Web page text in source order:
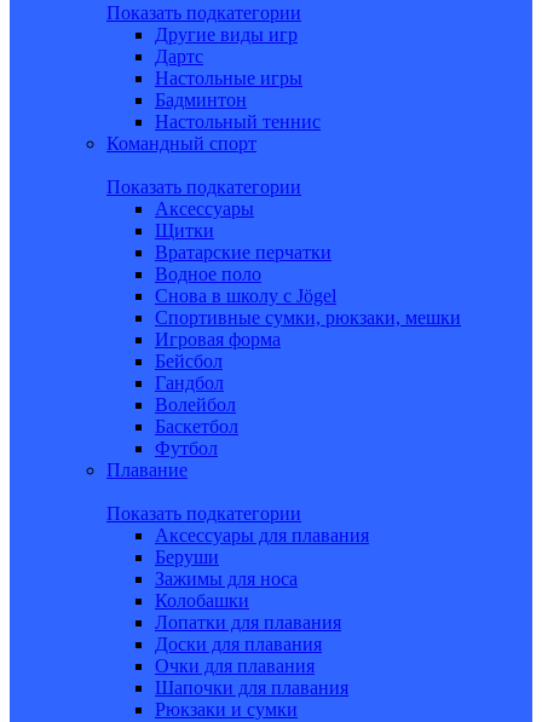
Показать подкатегории
Другие виды игр
Дартс
Настольные игры
Бадминтон
Настольный теннис
Командный спорт
Показать подкатегории
Аксессуары
Щитки
Вратарские перчатки
Водное поло
Снова в школу c Jögel
Спортивные сумки, рюкзаки, мешки
Игровая форма
Бейсбол
Гандбол
Волейбол
Баскетбол
Футбол
Плавание
Показать подкатегории
Аксессуары для плавания
Беруши
Зажимы для носа
Колобашки
Лопатки для плавания
Доски для плавания
Очки для плавания
Шапочки для плавания
Рюкзаки и сумки